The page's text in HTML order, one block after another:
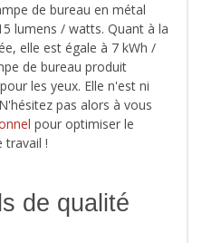
de bureau en métal
lumens / watts. Quant à la
elle est égale à 7 kWh /
de bureau produit
les yeux. Elle n'est ni
pas alors à vous
pour optimiser le
travail !
de qualité